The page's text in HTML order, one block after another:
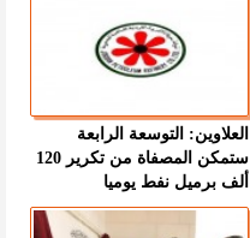
العلاوين: التوسعة الرابعة
ستمكن المصفاة من تكرير 120
ألف برميل نفط يوميا